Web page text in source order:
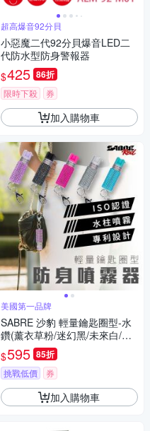
超高爆音92分貝
小惡魔二代92分貝爆音LED二
代防水型防身警報器
$425 86折
限時下殺 券
加入購物車
美國第一品牌
SABRE 沙豹 輕量鑰匙圈型-水
鑽(薰衣草粉/迷幻黑/未來白/活
力粉紅/薄荷青)
$595 85折
挑戰低價 券
加入購物車